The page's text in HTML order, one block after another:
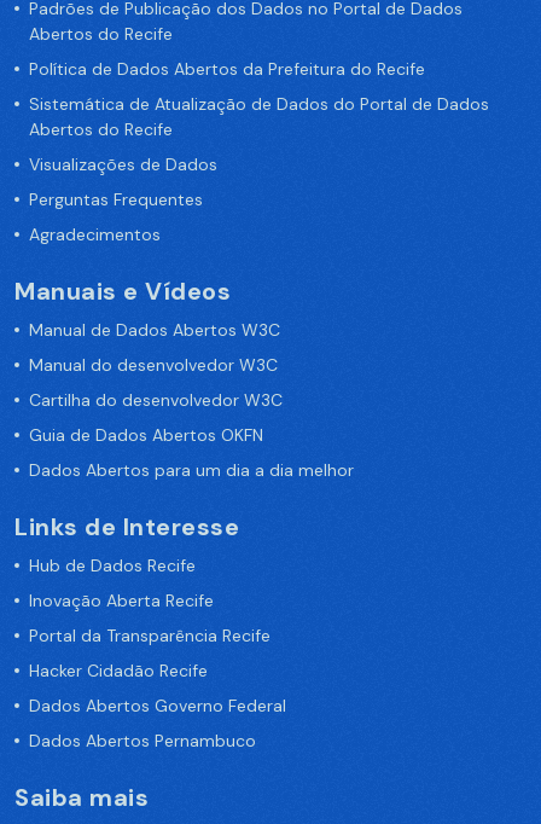
Padrões de Publicação dos Dados no Portal de Dados
Abertos do Recife
Política de Dados Abertos da Prefeitura do Recife
Sistemática de Atualização de Dados do Portal de Dados
Abertos do Recife
Visualizações de Dados
Perguntas Frequentes
Agradecimentos
Manuais e Vídeos
Manual de Dados Abertos W3C
Manual do desenvolvedor W3C
Cartilha do desenvolvedor W3C
Guia de Dados Abertos OKFN
Dados Abertos para um dia a dia melhor
Links de Interesse
Hub de Dados Recife
Inovação Aberta Recife
Portal da Transparência Recife
Hacker Cidadão Recife
Dados Abertos Governo Federal
Dados Abertos Pernambuco
Saiba mais